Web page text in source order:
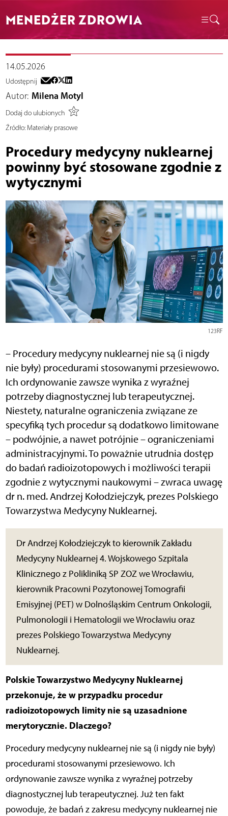
MENEDŻER ZDROWIA
14.05.2026
Udostępnij
Autor: Milena Motyl
Dodaj do ulubionych
Źródło:Materiały prasowe
Procedury medycyny nuklearnej
powinny być stosowane zgodnie z
wytycznymi
123RF
– Procedury medycyny nuklearnej nie są (i nigdy
nie były) procedurami stosowanymi przesiewowo.
Ich ordynowanie zawsze wynika z wyraźnej
potrzeby diagnostycznej lub terapeutycznej.
Niestety, naturalne ograniczenia związane ze
specyfiką tych procedur są dodatkowo limitowane
– podwójnie, a nawet potrójnie – ograniczeniami
administracyjnymi. To poważnie utrudnia dostęp
do badań radioizotopowych i możliwości terapii
zgodnie z wytycznymi naukowymi – zwraca uwagę
dr n. med. Andrzej Kołodziejczyk, prezes Polskiego
Towarzystwa Medycyny Nuklearnej.
Dr Andrzej Kołodziejczyk to kierownik Zakładu
Medycyny Nuklearnej 4. Wojskowego Szpitala
Klinicznego z Polikliniką SP ZOZ we Wrocławiu,
kierownik Pracowni Pozytonowej Tomografii
Emisyjnej (PET) w Dolnośląskim Centrum Onkologii,
Pulmonologii i Hematologii we Wrocławiu oraz
prezes Polskiego Towarzystwa Medycyny
Nuklearnej.
Polskie Towarzystwo Medycyny Nuklearnej
przekonuje, że w przypadku procedur
radioizotopowych limity nie są uzasadnione
merytorycznie. Dlaczego?
Procedury medycyny nuklearnej nie są (i nigdy nie były)
procedurami stosowanymi przesiewowo. Ich
ordynowanie zawsze wynika z wyraźnej potrzeby
diagnostycznej lub terapeutycznej. Już ten fakt
powoduje, że badań z zakresu medycyny nuklearnej nie